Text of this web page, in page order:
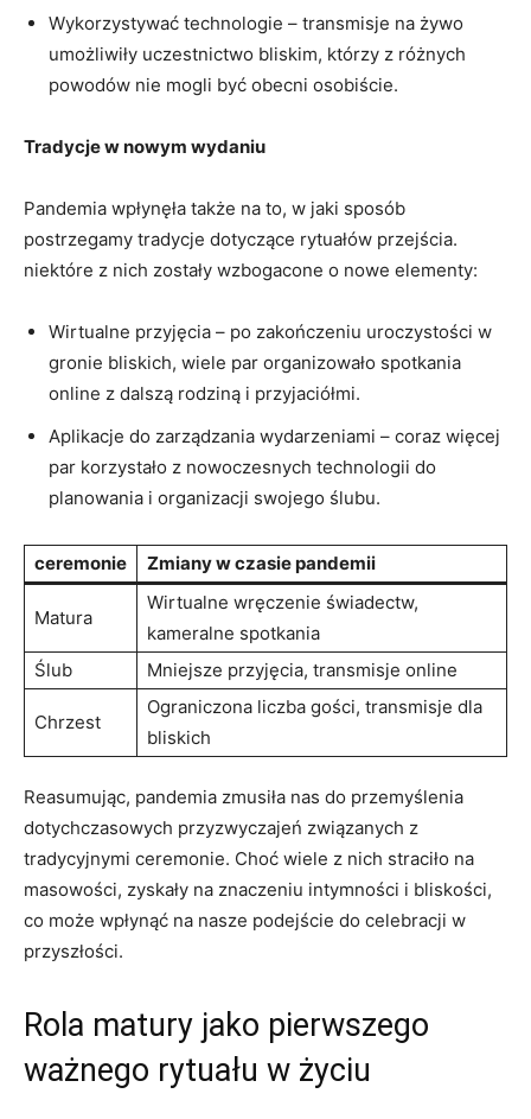
Wykorzystywać⁣ technologie – transmisje na żywo
umożliwiły uczestnictwo bliskim, którzy ‍z różnych
powodów nie mogli być obecni osobiście.
Tradycje w nowym wydaniu
Pandemia wpłynęła także na to, w jaki sposób
⁣postrzegamy tradycje⁢ dotyczące rytuałów​ przejścia.
niektóre z nich zostały wzbogacone o nowe elementy:
Wirtualne ⁣przyjęcia⁤ – po ⁣zakończeniu uroczystości w
gronie⁣ bliskich, wiele par organizowało spotkania
online z dalszą rodziną⁣ i przyjaciółmi.
Aplikacje ⁣do zarządzania wydarzeniami – ⁢coraz więcej
par‍ korzystało z nowoczesnych technologii do
planowania​ i ⁤organizacji swojego ⁤ślubu.
ceremonie Zmiany w czasie pandemii
Matura
Wirtualne wręczenie świadectw,
⁢kameralne spotkania
Ślub
Mniejsze​ przyjęcia, transmisje online
Chrzest
Ograniczona liczba⁤ gości, transmisje dla
bliskich
Reasumując, pandemia zmusiła nas do przemyślenia
dotychczasowych ⁢przyzwyczajeń związanych z
tradycyjnymi ceremonie. Choć⁤ wiele z ‍nich straciło na
masowości, zyskały​ na znaczeniu intymności ⁢i bliskości,
co może ‍wpłynąć na nasze podejście do celebracji w
przyszłości.
Rola matury jako pierwszego
ważnego rytuału w życiu